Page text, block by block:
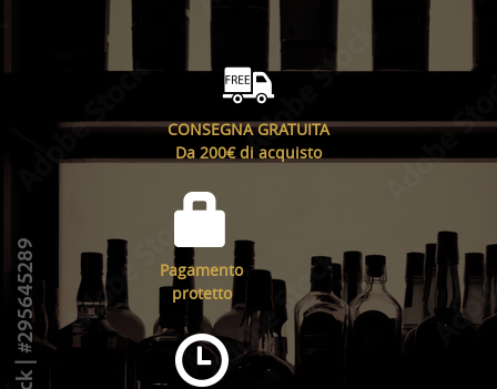
CONSEGNA GRATUITA
Da 200€ di acquisto
Pagamento
protetto